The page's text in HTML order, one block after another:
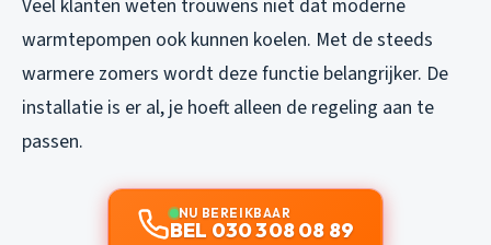
Veel klanten weten trouwens niet dat moderne
warmtepompen ook kunnen koelen. Met de steeds
warmere zomers wordt deze functie belangrijker. De
installatie is er al, je hoeft alleen de regeling aan te
passen.
NU BEREIKBAAR
BEL 030 308 08 89